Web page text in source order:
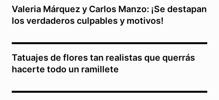
Valeria Márquez y Carlos Manzo: ¡Se destapan
los verdaderos culpables y motivos!
Tatuajes de flores tan realistas que querrás
hacerte todo un ramillete